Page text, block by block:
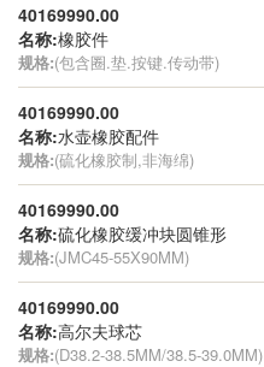
40169990.00
名称:橡胶件
规格:(包含圈.垫.按键.传动带)
40169990.00
名称:水壶橡胶配件
规格:(硫化橡胶制,非海绵)
40169990.00
名称:硫化橡胶缓冲块圆锥形
规格:(JMC45-55X90MM)
40169990.00
名称:高尔夫球芯
规格:(D38.2-38.5MM/38.5-39.0MM)